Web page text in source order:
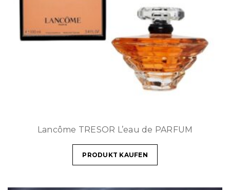
Lancôme TRESOR L’eau de PARFUM
PRODUKT KAUFEN